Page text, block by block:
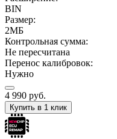
BIN
Размер:
2МБ
Контрольная сумма:
Не пересчитана
Перенос калибровок:
Нужно
4 990 руб.
Купить в 1 клик